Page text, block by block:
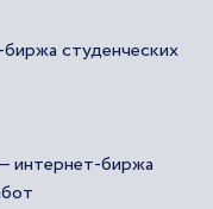
интернет-биржа